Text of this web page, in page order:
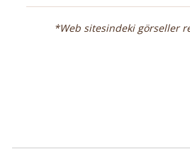
*Web sitesindeki görseller